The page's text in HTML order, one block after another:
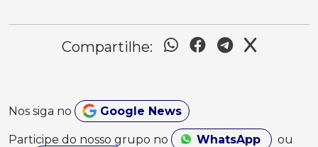
Compartilhe:
Nos siga no Google News
Participe do nosso grupo no WhatsApp
ou